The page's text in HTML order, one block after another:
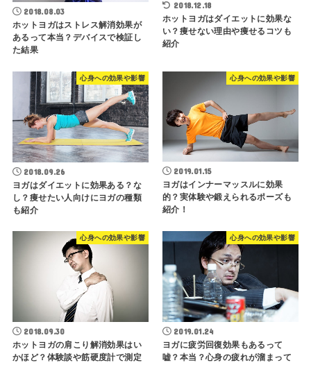
2018.08.03
ホットヨガはストレス解消効果が
あるって本当？デバイスで検証し
た結果
2018.12.18
ホットヨガはダイエットに効果な
い？痩せない理由や痩せるコツも
紹介
心身への効果や影響
2018.09.26
ヨガはダイエットに効果ある？な
し？痩せたい人向けにヨガの種類
も紹介
心身への効果や影響
2019.01.15
ヨガはインナーマッスルに効果
的？実体験や鍛えられるポーズも
紹介！
心身への効果や影響
2018.09.30
ホットヨガの肩こり解消効果はい
かほど？体験談や筋硬度計で測定
心身への効果や影響
2019.01.24
ヨガに疲労回復効果もあるって
嘘？本当？心身の疲れが溜まって